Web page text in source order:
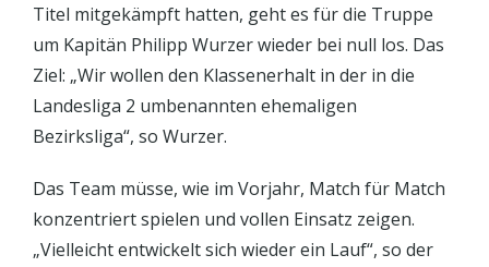
Titel mitgekämpft hatten, geht es für die Truppe
um Kapitän Philipp Wurzer wieder bei null los. Das
Ziel: „Wir wollen den Klas­senerhalt in der in die
Landesliga 2 umbenannten ehemaligen
Bezirksliga“, so Wurzer.
Das Team müsse, wie im Vorjahr, Match für Match
konzentriert spielen und vollen Einsatz zeigen.
„Vielleicht entwickelt sich wie­der ein Lauf“, so der